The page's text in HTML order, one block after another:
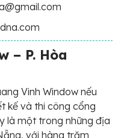
– P. Hòa‍
Vinh Window nếu
kế và thi công cổng
là một trong những địa
với hàng trăm